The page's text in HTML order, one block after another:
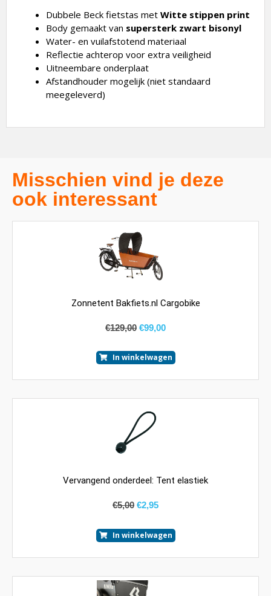
Dubbele Beck fietstas met Witte stippen print
Body gemaakt van supersterk zwart bisonyl
Water- en vuilafstotend materiaal
Reflectie achterop voor extra veiligheid
Uitneembare onderplaat
Afstandhouder mogelijk (niet standaard
meegeleverd)
Misschien vind je deze
ook interessant
Zonnetent Bakfiets.nl Cargobike
€129,00 €99,00
In winkelwagen
Vervangend onderdeel: Tent elastiek
€5,00 €2,95
In winkelwagen